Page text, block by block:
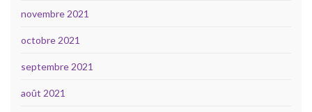
novembre 2021
octobre 2021
septembre 2021
août 2021